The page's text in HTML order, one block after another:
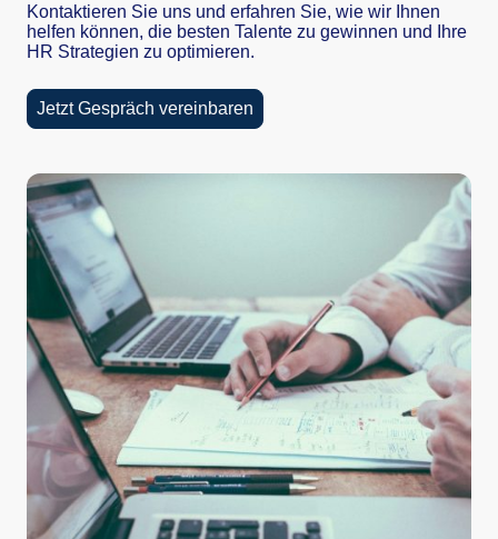
Kontaktieren Sie uns und erfahren Sie, wie wir Ihnen
helfen können, die besten Talente zu gewinnen und Ihre
HR Strategien zu optimieren.
Jetzt Gespräch vereinbaren